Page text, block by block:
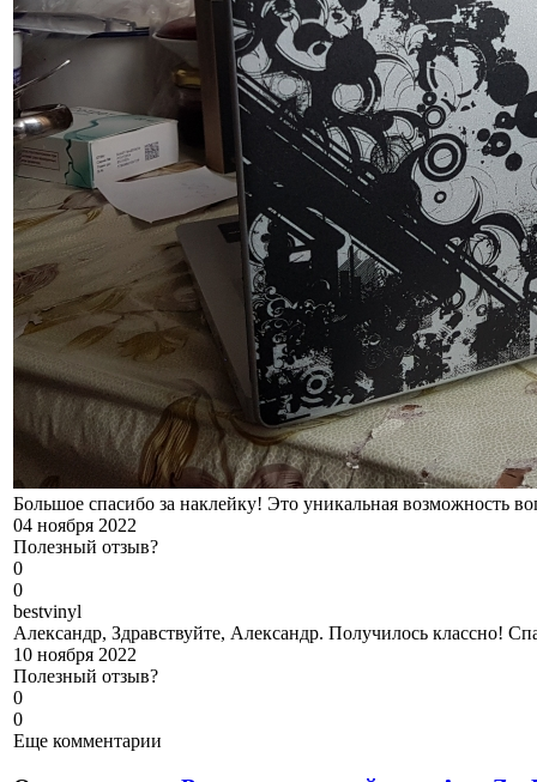
Большое спасибо за наклейку! Это уникальная возможность
04 ноября 2022
Полезный отзыв?
0
0
bestvinyl
Александр, Здравствуйте, Александр. Получилось классно!
10 ноября 2022
Полезный отзыв?
0
0
Еще комментарии